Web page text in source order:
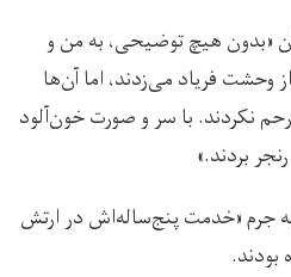
«بدون هیچ توضیحی، به من و
وحشت فریاد می‌زدند، اما آن‌ها
نکردند. با سر و صورت خون‌آلود
بردند.»
جرم «خدمت پنج‌ساله‌اش در ارتش
بودند.